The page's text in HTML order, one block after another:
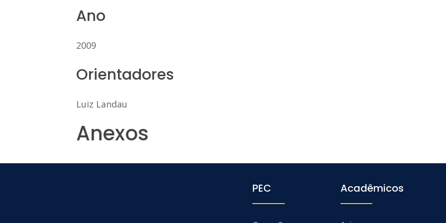
Ano
2009
Orientadores
Luiz Landau
Anexos
PEC Acadêmicos